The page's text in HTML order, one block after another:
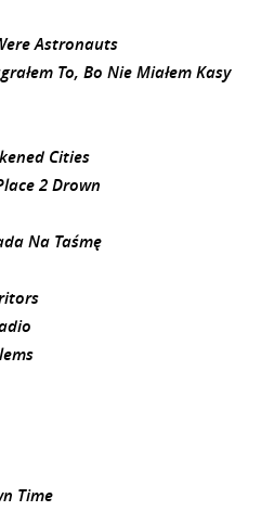
Astronauts
To, Bo Nie Miałem Kasy
Cities
2 Drown
Na Taśmę
Time